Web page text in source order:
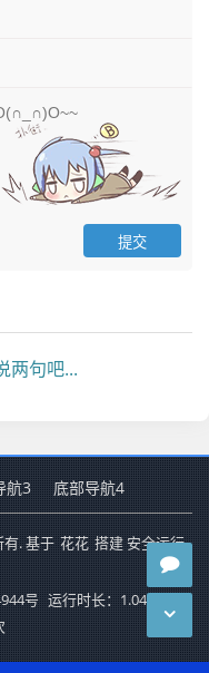
两句吧...
航3 底部导航4
. 基于 花花 搭建 安全运行
号 运行时长：1.049秒 查